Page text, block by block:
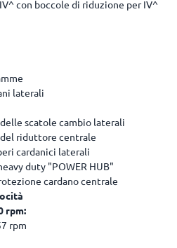
con boccole di riduzione per IV^
laterali
scatole cambio laterali
riduttore centrale
cardanici laterali
duty "POWER HUB"
cardano centrale
rpm:
rpm